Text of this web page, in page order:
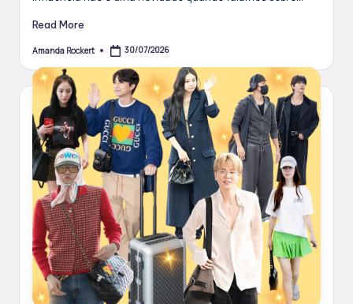
Read More
Posted
Amanda Rockert 30/07/2026